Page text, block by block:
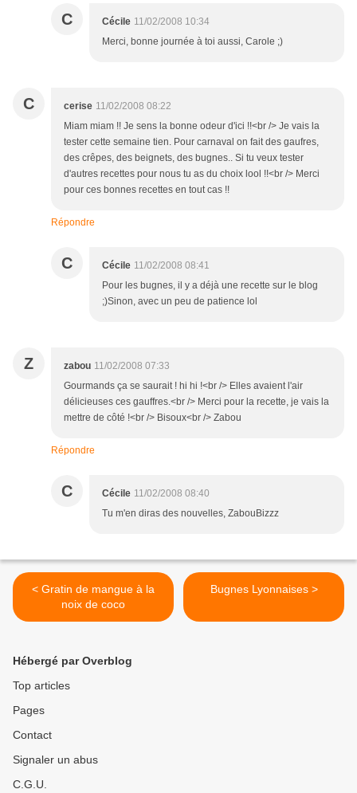
C Cécile 11/02/2008 10:34
Merci, bonne journée à toi aussi, Carole ;)
C cerise 11/02/2008 08:22
Miam miam !! Je sens la bonne odeur d'ici !!<br /> Je vais la
tester cette semaine tien. Pour carnaval on fait des gaufres,
des crêpes, des beignets, des bugnes.. Si tu veux tester
d'autres recettes pour nous tu as du choix lool !!<br /> Merci
pour ces bonnes recettes en tout cas !!
Répondre
C Cécile 11/02/2008 08:41
Pour les bugnes, il y a déjà une recette sur le blog
;)Sinon, avec un peu de patience lol
Z zabou 11/02/2008 07:33
Gourmands ça se saurait ! hi hi !<br /> Elles avaient l'air
délicieuses ces gauffres.<br /> Merci pour la recette, je vais la
mettre de côté !<br /> Bisoux<br /> Zabou
Répondre
C Cécile 11/02/2008 08:40
Tu m'en diras des nouvelles, ZabouBizzz
< Gratin de mangue à la
noix de coco
Bugnes Lyonnaises >
Hébergé par Overblog
Top articles
Pages
Contact
Signaler un abus
C.G.U.